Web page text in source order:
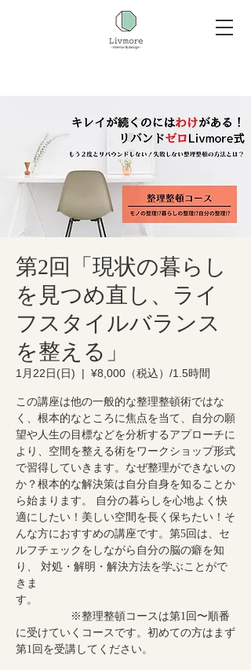
第2回「現状の暮らし
を見つめ直し、ライ
フスタイルバランス
を整える」
1月22日(日)
  |
¥8,000（税込）/1.5時間
この講座は他の一般的な整理整頓術ではな
く、根本的なところに焦点を当て、自分の願
望や人生の目標などを分析するアプローチに
より、空間を整える術をワークショップ形式
で習得していきます。なぜ整理ができないの
か？根本的な解決策は自分自身を知ることか
ら始まります。 自分の暮らしを心地よく快
適にしたい！美しい空間を長く保ちたい！そ
んな方におすすめの講座です。第5回は、セ
ルフチェックをしながら自分の脳の癖を知
り、 対処・解明・解決方法を学ぶことがで
きま
す。
※整理整頓コースは第1回〜順番
に受けていくコースです。初めての方はまず
第1回を受講してください。